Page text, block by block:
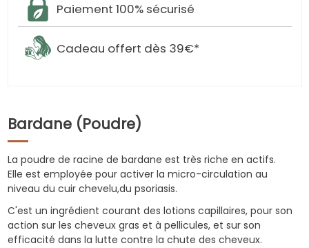
Paiement 100% sécurisé
Cadeau offert dès 39€*
Bardane (Poudre)
La poudre de racine de bardane est très riche en actifs.
Elle est employée pour activer la micro-circulation au
niveau du cuir chevelu,du psoriasis.
C'est un ingrédient courant des lotions capillaires, pour son
action sur les cheveux gras et à pellicules, et sur son
efficacité dans la lutte contre la chute des cheveux.